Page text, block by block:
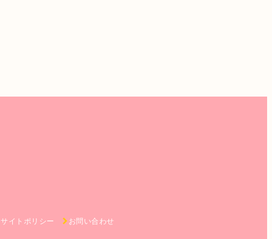
サイトポリシー お問い合わせ